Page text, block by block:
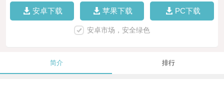
安卓下载 苹果下载 PC下载
安卓市场，安全绿色
简介 排行